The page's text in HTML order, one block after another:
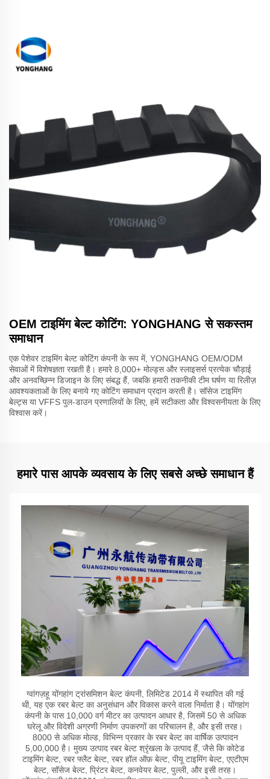
OEM टाइमिंग बेल्ट कोटिंग: YONGHANG से सकस्तम
समाधान
एक पेशेवर टाइमिंग बेल्ट कोटिंग कंपनी के रूप में, YONGHANG OEM/ODM
सेवाओं में विशेषज्ञता रखती है। हमारे 8,000+ मोल्ड्स और स्लाइसर्स प्रत्येक चौड़ाई
और अनवच्छिन्न डिजाइन के लिए संबद्ध हैं, जबकि हमारी तकनीकी टीम घर्षण या रिलीज़
आवश्यकताओं के लिए बनाये गए कोटिंग समाधान प्रदान करती है। सॉसेज टाइमिंग
बेल्ट्स या VFFS पुल-डाउन प्रणालियों के लिए, हमें सटीकता और विश्वसनीयता के लिए
विश्वास करें।
हमारे पास आपके व्यवसाय के लिए सबसे अच्छे समाधान हैं
ग्वांगज़हू योंगहांग ट्रांसमिशन बेल्ट कंपनी, लिमिटेड 2014 में स्थापित की गई
थी, यह एक रबर बेल्ट का अनुसंधान और विकास करने वाला निर्माता है। योंगहांग
कंपनी के पास 10,000 वर्ग मीटर का उत्पादन आधार है, जिसमें 50 से अधिक
घरेलू और विदेशी अग्रणी निर्माण उपकरणों का परिचालन है, और इसी तरह।
8000 से अधिक मोल्ड, विभिन्न प्रकार के रबर बेल्ट का वार्षिक उत्पादन
5,00,000 है। मुख्य उत्पाद रबर बेल्ट श्रृंखला के उत्पाद हैं, जैसे कि कोटेड
टाइमिंग बेल्ट, रबर फ्लैट बेल्ट, रबर हॉल ऑफ़ बेल्ट, पीयू टाइमिंग बेल्ट, एएटीएम
बेल्ट, सॉसेज बेल्ट, प्रिंटर बेल्ट, कनवेयर बेल्ट, पुल्ली, और इसी तरह।